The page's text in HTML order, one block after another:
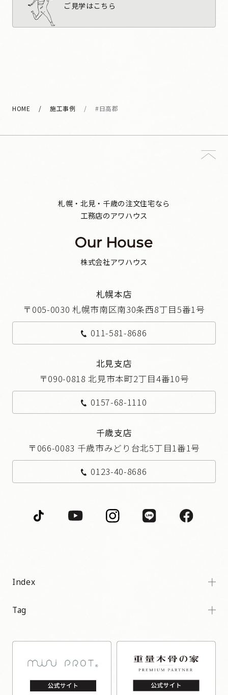
ご見学はこちら
HOME 施工事例 #日高郡
札幌・北見・千歳の注文住宅なら
工務店のアワハウス
株式会社アワハウス
札幌本店
〒005-0030 札幌市南区南30条西8丁目5番1号
011-581-8686
北見支店
〒090-0818 北見市本町2丁目4番10号
0157-68-1110
千歳支店
〒066-0083 千歳市みどり台北5丁目1番1号
0123-40-8686
Index
Tag